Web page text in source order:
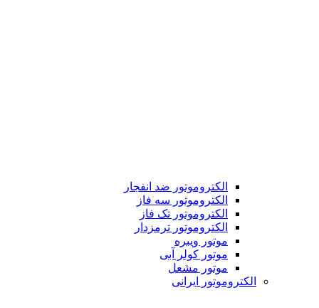
الکتروموتور ضد انفجار
الکتروموتور سه فاز
الکتروموتور تک فاز
الکتروموتور ترمزدار
موتور ویبره
موتور کولر آبی
موتور مشعل
الکتروموتور ایرانی